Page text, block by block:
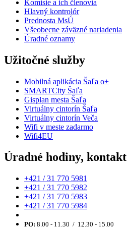
Komisie a ich členovia
Hlavný kontrolór
Prednosta MsÚ
Všeobecne záväzné nariadenia
Úradné oznamy
Užitočné služby
Mobilná aplikácia Šaľa o+
SMARTCity Šaľa
Gisplan mesta Šaľa
Virtuálny cintorín Šaľa
Virtuálny cintorín Veča
Wifi v meste zadarmo
Wifi4EU
Úradné hodiny, kontakt
+421 / 31 770 5981
+421 / 31 770 5982
+421 / 31 770 5983
+421 / 31 770 5984
PO: 8.00 - 11.30 / 12.30 - 15.00